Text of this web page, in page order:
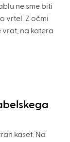
ne sme biti
vrtel. Z očmi
vrat, na katera
kaset. Na